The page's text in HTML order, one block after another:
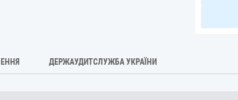
ДЕРЖАУДИТСЛУЖБА УКРАЇНИ